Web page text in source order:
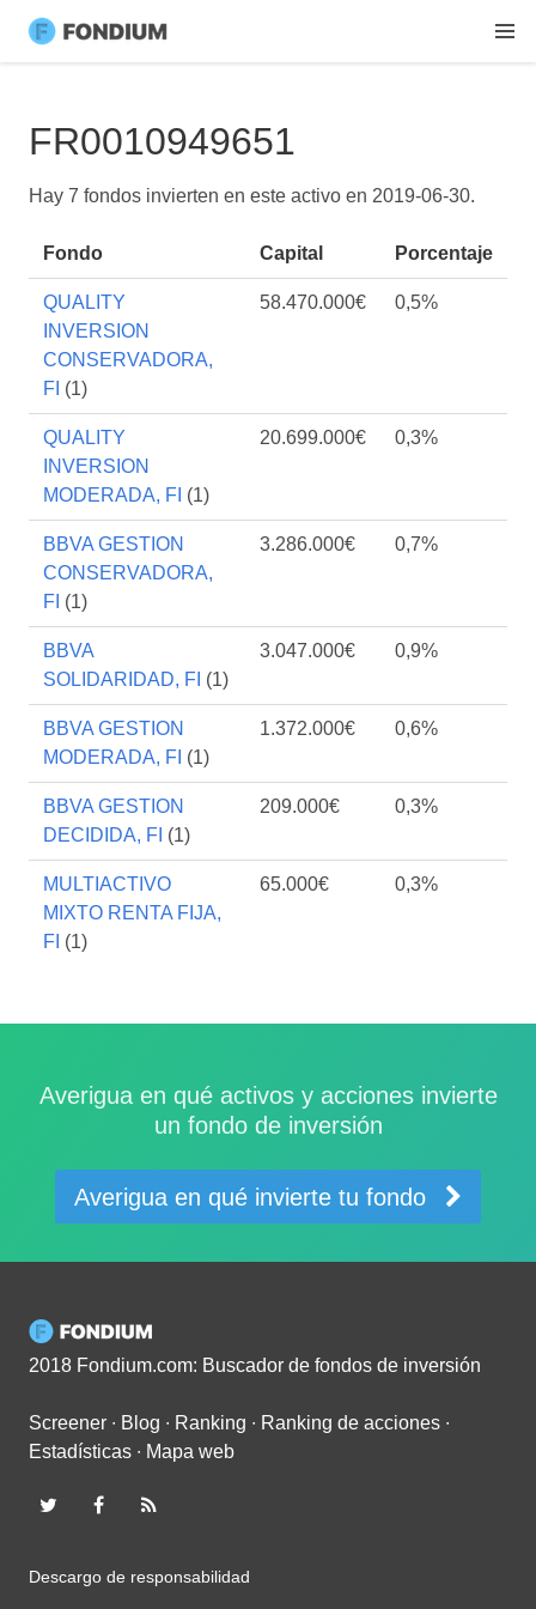
FR0010949651
Hay 7 fondos invierten en este activo en 2019-06-30.
Fondo Capital Porcentaje
QUALITY
INVERSION
CONSERVADORA,
FI (1)
58.470.000€ 0,5%
QUALITY
INVERSION
MODERADA, FI (1)
20.699.000€ 0,3%
BBVA GESTION
CONSERVADORA,
FI (1)
3.286.000€ 0,7%
BBVA
SOLIDARIDAD, FI (1)
3.047.000€ 0,9%
BBVA GESTION
MODERADA, FI (1)
1.372.000€ 0,6%
BBVA GESTION
DECIDIDA, FI (1)
209.000€ 0,3%
MULTIACTIVO
MIXTO RENTA FIJA,
FI (1)
65.000€ 0,3%
Averigua en qué activos y acciones invierte
un fondo de inversión
Averigua en qué invierte tu fondo
2018 Fondium.com: Buscador de fondos de inversión
Screener ∙ Blog ∙ Ranking ∙ Ranking de acciones ∙
Estadísticas ∙ Mapa web
Descargo de responsabilidad